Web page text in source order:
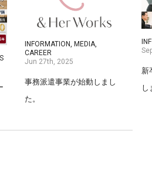
INFORMATION, MEDIA,
CAREER
Jun 27th, 2025
事務派遣事業が始動しまし
た。
新
し